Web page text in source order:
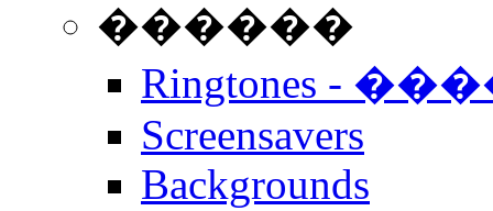
������
Ringtones -
Screensavers
Backgrounds